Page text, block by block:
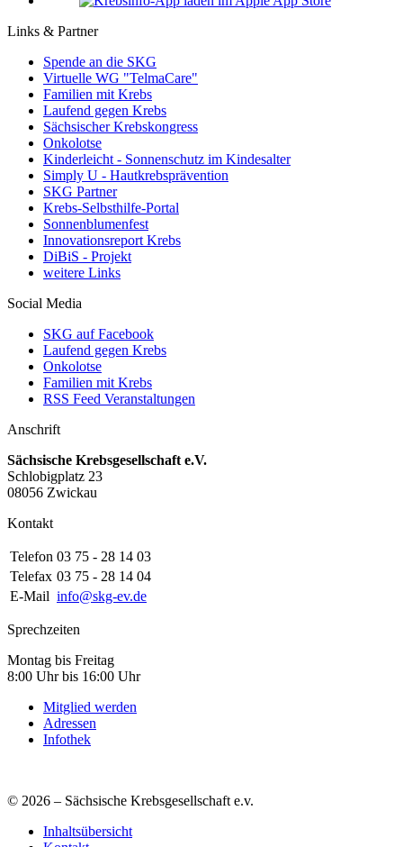
Links & Partner
Spende an die SKG
Virtuelle WG "TelmaCare"
Familien mit Krebs
Laufend gegen Krebs
Sächsischer Krebskongress
Onkolotse
Kinderleicht - Sonnenschutz im Kindesalter
Simply U - Hautkrebsprävention
SKG Partner
Krebs-Selbsthilfe-Portal
Sonnenblumenfest
Innovationsreport Krebs
DiBiS - Projekt
weitere Links
Social Media
SKG auf Facebook
Laufend gegen Krebs
Onkolotse
Familien mit Krebs
RSS Feed Veranstaltungen
Anschrift
Sächsische Krebsgesellschaft e.V.
Schlobigplatz 23
08056 Zwickau
Kontakt
Telefon 03 75 - 28 14 03
Telefax 03 75 - 28 14 04
E-Mail info@skg-ev.de
Sprechzeiten
Montag bis Freitag
8:00 Uhr bis 16:00 Uhr
Mitglied werden
Adressen
Infothek
© 2026 – Sächsische Krebsgesellschaft e.v.
Inhaltsübersicht